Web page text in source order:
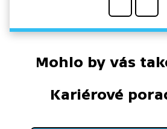
Mohlo by vás
Kariérové